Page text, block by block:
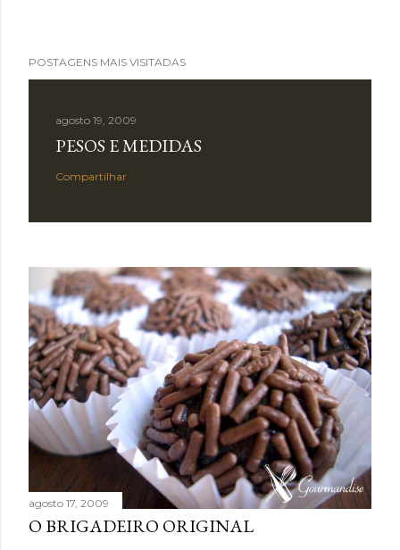
POSTAGENS MAIS VISITADAS
agosto 19, 2009
PESOS E MEDIDAS
Compartilhar
agosto 17, 2009
O BRIGADEIRO ORIGINAL